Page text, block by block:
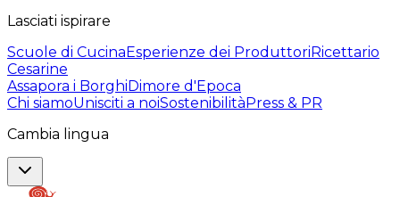
Lasciati ispirare
Scuole di CucinaEsperienze dei ProduttoriRicettario
Cesarine
Assapora i BorghiDimore d'Epoca
Chi siamoUnisciti a noiSostenibilitàPress & PR
Cambia lingua